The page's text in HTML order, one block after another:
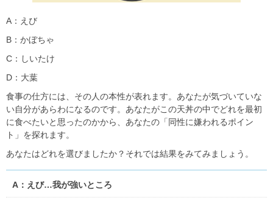
A：えび
B：かぼちゃ
C：しいたけ
D：大葉
食事の仕方には、その人の本性が表れます。あなたが気づいていな
い自分があらわになるのです。あなたがこの天丼の中でどれを最初
に食べたいと思ったのかから、あなたの「同性に嫌われるポイン
ト」を探れます。
あなたはどれを選びましたか？それでは結果をみてみましょう。
A：えび…我が強いところ